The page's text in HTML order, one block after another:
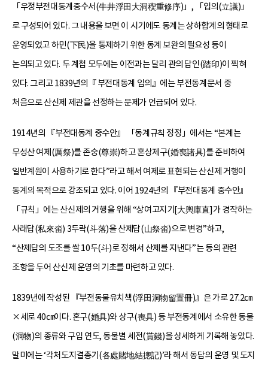
「우정부전대동계중수서(牛井浮田大洞稧重修序)」, 「입의(立議)」
로 구성되어 있다. 그 내용을 보면 이 시기에도 동계는 상하합계의 형태로
운영되었고 하민(下民)을 통제하기 위한 동계 보완의 필요성 등이
논의되고 있다. 두 계첩 모두에는 이전과는 달리 관의 답인(踏印)이 찍혀
있다. 그리고 1839년의『 부전대동계 입의』에는 부전동계문서 중
처음으로 산신제 제관을 선정하는 문제가 언급되어 있다.
1914년의 『부전대동계 중수안』 「동계규칙 정정」에서는 “본계는
무성산 여제(厲祭)를 존숭(尊崇)하고 혼상제구(婚喪諸具)를 준비하여
일반계원이 사용하기로 한다”라고 해서 여제로 표현되는 산신제 거행이
동계의 목적으로 강조되고 있다. 이어 1924년의 『부전대동계 중수안』
「규칙」에는 산신제의 거행을 위해 “상여고지기[大輿庫直]가 경작하는
사래답(私來畓) 3두락(斗落)을 산제답(山祭畓)으로 변경”하고,
“산제답의 도조를 쌀 10두(斗)로 정해서 산제를 지낸다”는 등의 관련
조항을 두어 산신제 운영의 기초를 마련하고 있다.
1839년에 작성된 『부전동물유치책(浮田洞物留置冊)』은 가로 27.2㎝
×세로 40㎝이다. 혼구(婚具)와 상구(喪具) 등 부전동계에서 소유한 동물
(洞物)의 종류와 구입 연도, 동물별 세전(貰錢)을 상세하게 기록해 놓았다.
말미에는 ‘각처도지결총기(各處賭地結摠記)’라 해서 동답의 운영 및 도지